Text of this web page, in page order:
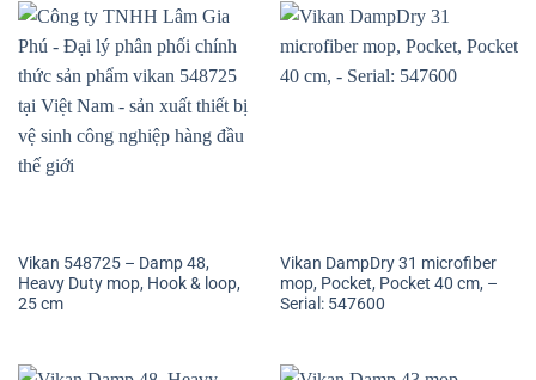
Vikan 548725 – Damp 48,
Heavy Duty mop, Hook & loop,
25 cm
Vikan DampDry 31 microfiber
mop, Pocket, Pocket 40 cm, –
Serial: 547600